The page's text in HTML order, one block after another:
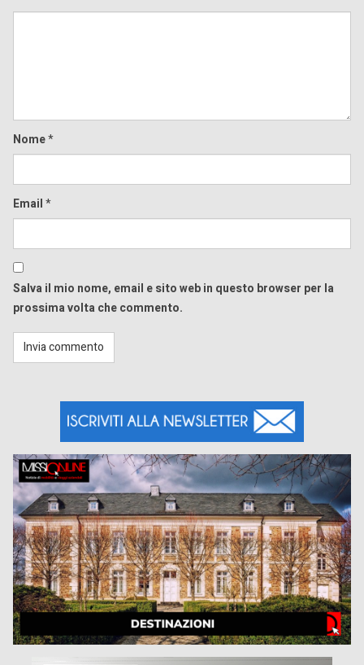
Nome*
Email*
Salva il mio nome, email e sito web in questo browser per la
prossima volta che commento.